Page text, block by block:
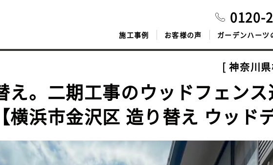
0120-
施工事例
お客様の声 ガーデンハーツ
神奈川
え。二期工事のウッドフェン
浜市金沢区 造り替え ウッド